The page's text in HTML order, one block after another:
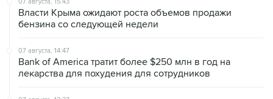
07 августа, 15:43
Власти Крыма ожидают роста объемов продажи
бензина со следующей недели
07 августа, 14:47
Bank of America тратит более $250 млн в год на
лекарства для похудения для сотрудников